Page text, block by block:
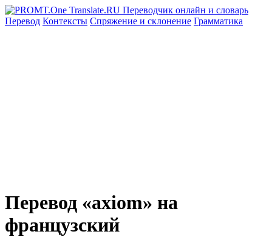
Перевод Контексты Спряжение и склонение Грамматика
Перевод «axiom» на
французский